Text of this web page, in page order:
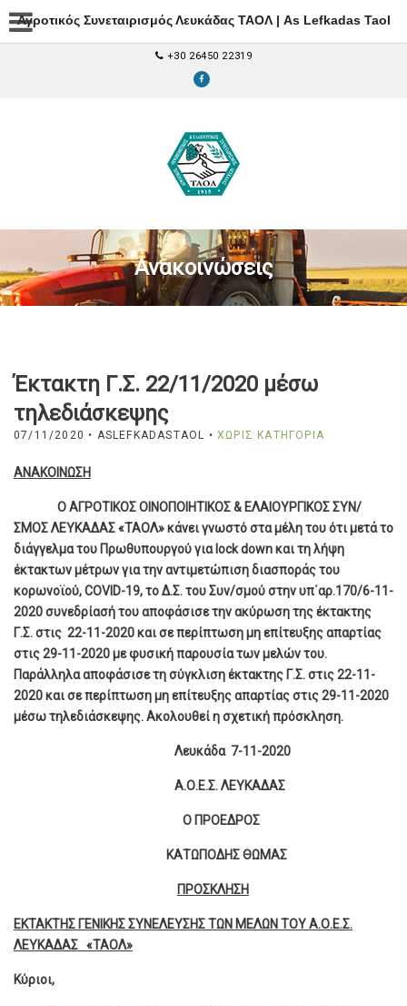
Αγροτικός Συνεταιρισμός Λευκάδας ΤΑΟΛ | As Lefkadas Taol
+30 26450 22319
Ανακοινώσεις
Έκτακτη Γ.Σ. 22/11/2020 μέσω
τηλεδιάσκεψης
07/11/2020 • ASLEFKADASTAOL • ΧΩΡΊΣ ΚΑΤΗΓΟΡΊΑ
ΑΝΑΚΟΙΝΩΣΗ
Ο ΑΓΡΟΤΙΚΟΣ ΟΙΝΟΠΟΙΗΤΙΚΟΣ & ΕΛΑΙΟΥΡΓΙΚΟΣ ΣΥΝ/
ΣΜΟΣ ΛΕΥΚΑΔΑΣ «ΤΑΟΛ» κάνει γνωστό στα μέλη του ότι μετά το
διάγγελμα του Πρωθυπουργού για lockdownκαι τη λήψη
έκτακτων μέτρων για την αντιμετώπιση διασποράς του
κορωνοϊού,COVID-19, το Δ.Σ. του Συν/σμού στην υπ΄αρ.170/6-11-
2020 συνεδρίασή του αποφάσισε την ακύρωση της έκτακτης
Γ.Σ. στις 22-11-2020 και σε περίπτωση μη επίτευξης απαρτίας
στις 29-11-2020 με φυσική παρουσία των μελών του.
Παράλληλα αποφάσισε τη σύγκλιση έκτακτης Γ.Σ. στις 22-11-
2020 και σε περίπτωση μη επίτευξης απαρτίας στις 29-11-2020
μέσω τηλεδιάσκεψης. Ακολουθεί η σχετική πρόσκληση.
Λευκάδα 7-11-2020
Α.Ο.Ε.Σ. ΛΕΥΚΑΔΑΣ
Ο ΠΡΟΕΔΡΟΣ
ΚΑΤΩΠΟΔΗΣ ΘΩΜΑΣ
ΠΡΟΣΚΛΗΣΗ
ΕΚΤΑΚΤΗΣ ΓΕΝΙΚΗΣ ΣΥΝΕΛΕΥΣΗΣ ΤΩΝ ΜΕΛΩΝ ΤΟΥ Α.Ο.Ε.Σ.
ΛΕΥΚΑΔΑΣ «ΤΑΟΛ»
Κύριοι,